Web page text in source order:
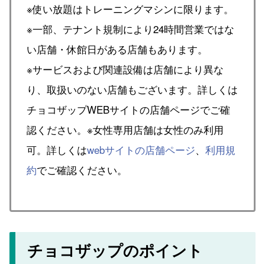
※使い放題はトレーニングマシンに限ります。
※一部、テナント規制により24時間営業ではな
い店舗・休館日がある店舗もあります。
※サービスおよび関連設備は店舗により異な
り、取扱いのない店舗もございます。詳しくは
チョコザップWEBサイトの店舗ページでご確
認ください。※女性専用店舗は女性のみ利用
可。詳しくはwebサイトの店舗ページ、 利用規
約でご確認ください。
チョコザップのポイント